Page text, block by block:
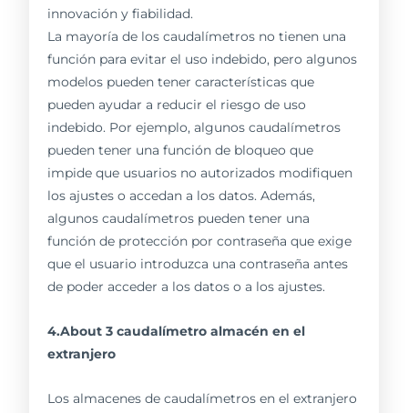
innovación y fiabilidad.
La mayoría de los caudalímetros no tienen una
función para evitar el uso indebido, pero algunos
modelos pueden tener características que
pueden ayudar a reducir el riesgo de uso
indebido. Por ejemplo, algunos caudalímetros
pueden tener una función de bloqueo que
impide que usuarios no autorizados modifiquen
los ajustes o accedan a los datos. Además,
algunos caudalímetros pueden tener una
función de protección por contraseña que exige
que el usuario introduzca una contraseña antes
de poder acceder a los datos o a los ajustes.
4.About 3 caudalímetro almacén en el
extranjero
Los almacenes de caudalímetros en el extranjero